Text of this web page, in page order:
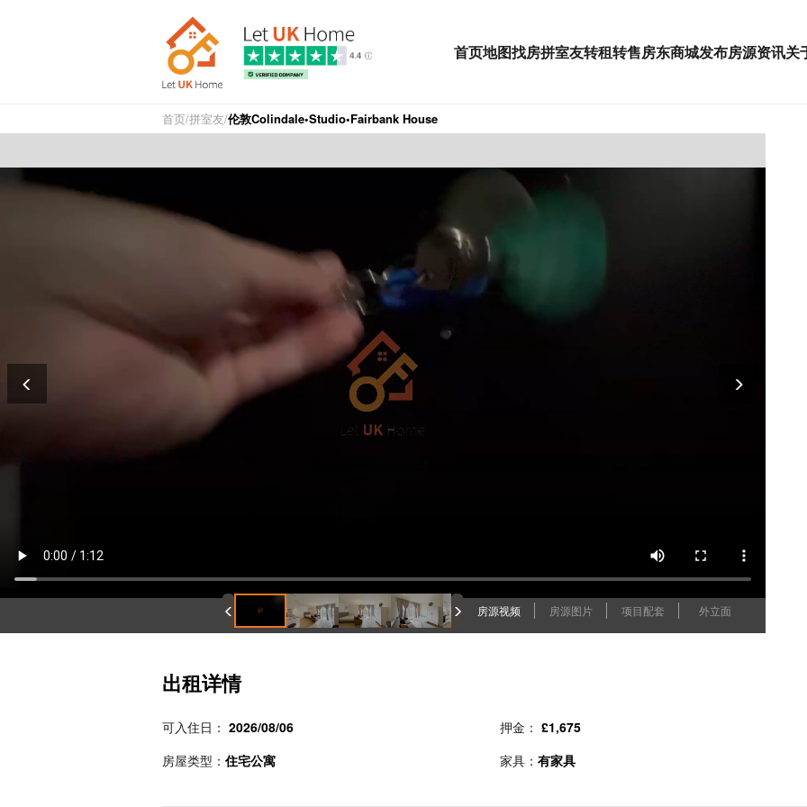
首页地图找房拼室友转租转售房东商城发布房源资讯关
首页/拼室友/伦敦Colindale•Studio•Fairbank House
房源视频 房源图片 项目配套 外立面
出租详情
可入住日： 2026/08/06 押金： £1,675
房屋类型： 住宅公寓 家具： 有家具